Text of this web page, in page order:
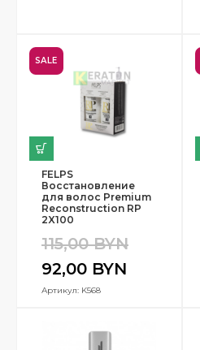
SALE
FELPS
Восстановление
для волос Premium
Reconstruction RP
2X100
115,00BYN
92,00 BYN
Артикул: K568